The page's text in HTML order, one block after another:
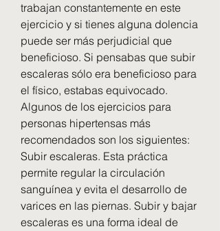
trabajan constantemente en este
ejercicio y si tienes alguna dolencia
puede ser más perjudicial que
beneficioso. Si pensabas que subir
escaleras sólo era beneficioso para
el físico, estabas equivocado.
Algunos de los ejercicios para
personas hipertensas más
recomendados son los siguientes:
Subir escaleras. Esta práctica
permite regular la circulación
sanguínea y evita el desarrollo de
varices en las piernas. Subir y bajar
escaleras es una forma ideal de